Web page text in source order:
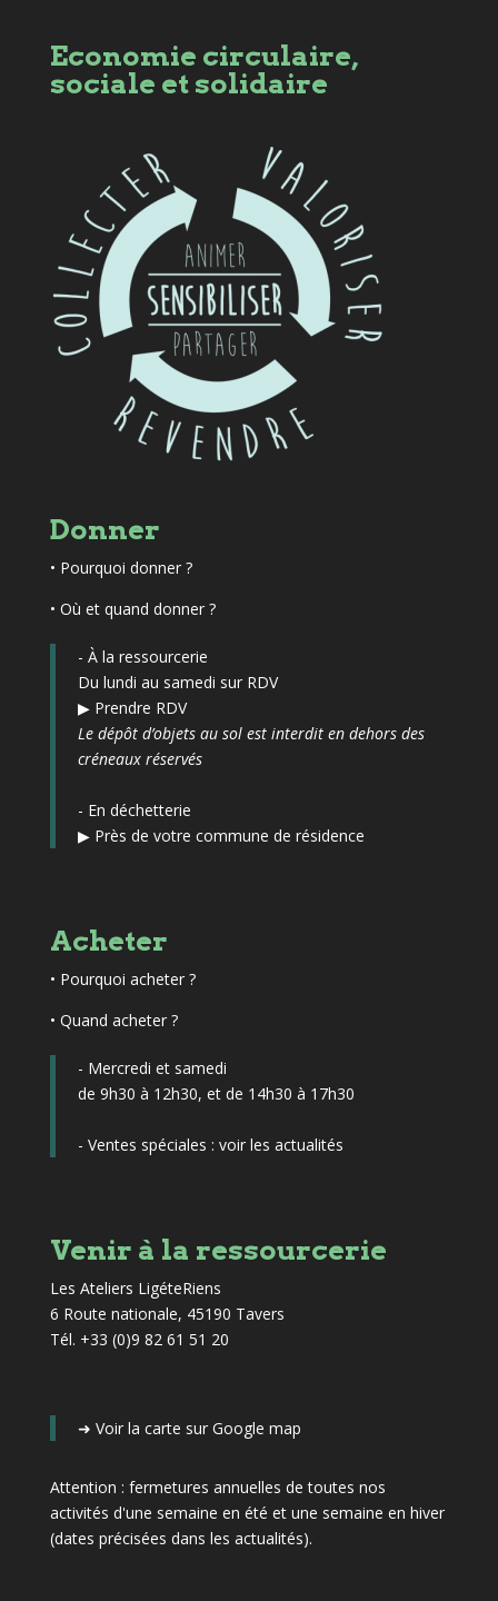
Economie circulaire,
sociale et solidaire
Donner
• Pourquoi donner ?
• Où et quand donner ?
- À la ressourcerie
Du lundi au samedi sur RDV
▶ Prendre RDV
Le dépôt d’objets au sol est interdit en dehors des
créneaux réservés
- En déchetterie
▶ Près de votre commune de résidence
Acheter
• Pourquoi acheter ?
• Quand acheter ?
- Mercredi et samedi
de 9h30 à 12h30, et de 14h30 à 17h30
- Ventes spéciales : voir les actualités
Venir à la ressourcerie
Les Ateliers LigéteRiens
6 Route nationale, 45190 Tavers
Tél. +33 (0)9 82 61 51 20
➜ Voir la carte sur Google map
Attention : fermetures annuelles de toutes nos
activités d'une semaine en été et une semaine en hiver
(dates précisées dans les actualités).